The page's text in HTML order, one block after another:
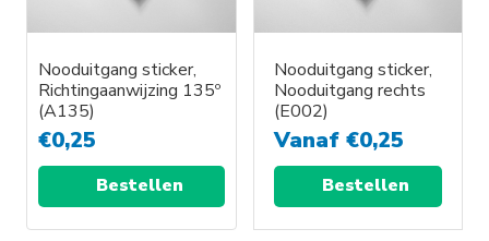
Nooduitgang sticker,
Richtingaanwijzing 135º
(A135)
€0,25
Bestellen
Nooduitgang sticker,
Nooduitgang rechts
(E002)
Vanaf €0,25
Bestellen